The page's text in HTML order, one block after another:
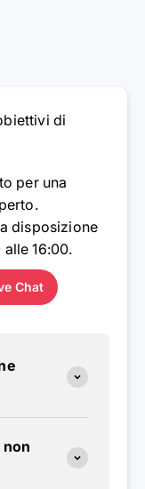
di
per una
disposizione
16:00.
Chat
non